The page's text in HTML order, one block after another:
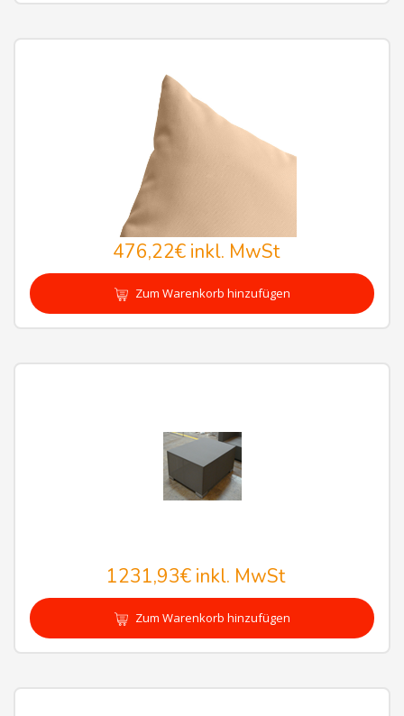
476,22€inkl. MwSt
Zum Warenkorb hinzufügen
1231,93€ inkl. MwSt
Zum Warenkorb hinzufügen